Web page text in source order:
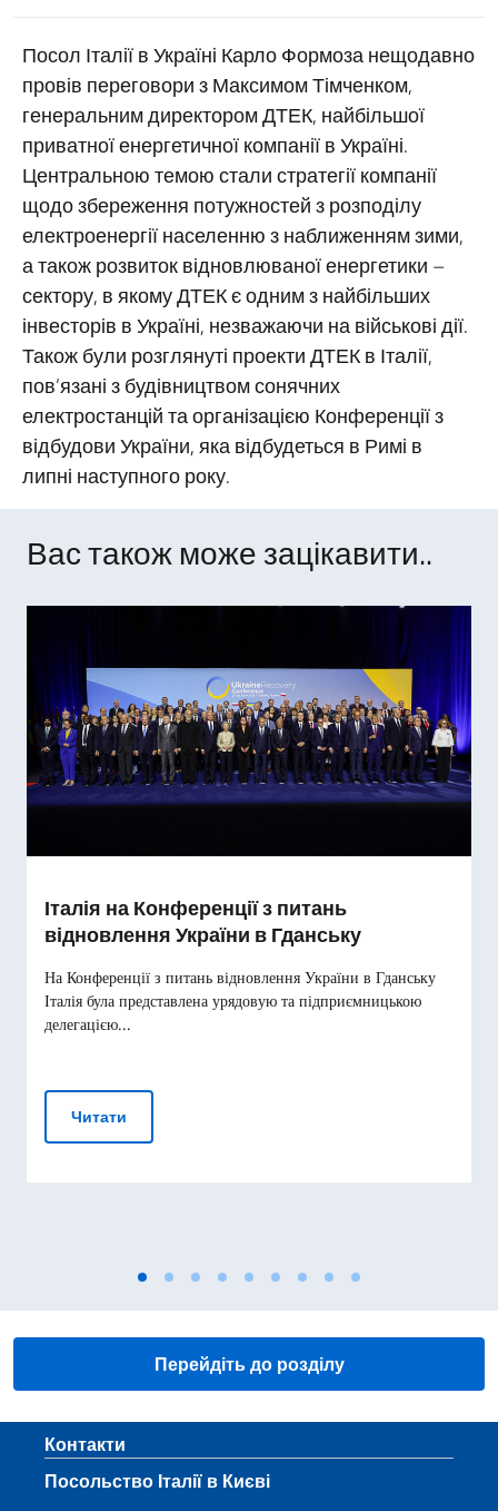
Посол Італії в Україні Карло Формоза нещодавно
провів переговори з Максимом Тімченком,
генеральним директором ДТЕК, найбільшої
приватної енергетичної компанії в Україні.
Центральною темою стали стратегії компанії
щодо збереження потужностей з розподілу
електроенергії населенню з наближенням зими,
а також розвиток відновлюваної енергетики –
сектору, в якому ДТЕК є одним з найбільших
інвесторів в Україні, незважаючи на військові дії.
Також були розглянуті проекти ДТЕК в Італії,
пов’язані з будівництвом сонячних
електростанцій та організацією Конференції з
відбудови України, яка відбудеться в Римі в
липні наступного року.
Вас також може зацікавити..
Італія на Конференції з питань
відновлення України в Гданську
На Конференції з питань відновлення України в Гданську
Італія була представлена урядовую та підприємницькою
делегацією...
Читати
Перейдіть до розділу
Sezione footer
Контакти
Посольство Італії в Києві